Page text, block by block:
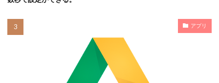
アプリ